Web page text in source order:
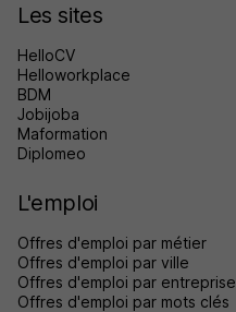
Les sites
HelloCV
Helloworkplace
BDM
Jobijoba
Maformation
Diplomeo
L'emploi
Offres d'emploi par métier
Offres d'emploi par ville
Offres d'emploi par entreprise
Offres d'emploi par mots clés